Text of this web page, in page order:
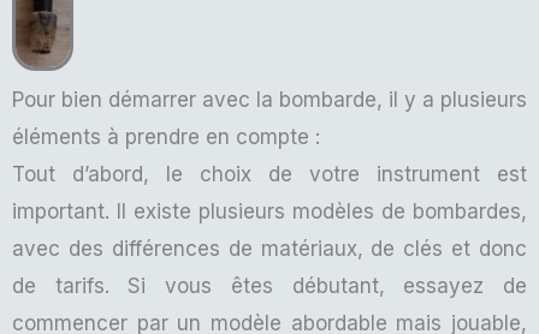
Pour bien démarrer avec la bombarde, il y a plusieurs
éléments à prendre en compte :
Tout d’abord, le choix de votre instrument est
important. Il existe plusieurs modèles de bombardes,
avec des différences de matériaux, de clés et donc
de tarifs. Si vous êtes débutant, essayez de
commencer par un modèle abordable mais jouable,